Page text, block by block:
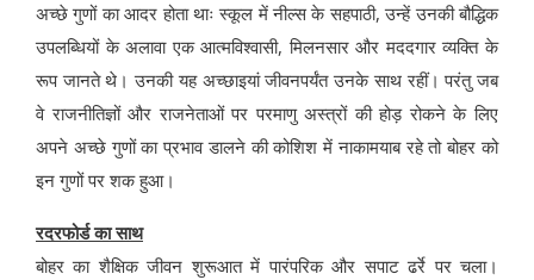
अच्छे गुणों का आदर होता थाः स्कूल में नील्स के सहपाठी, उन्हें उनकी बौद्धिक
उपलब्धियों के अलावा एक आत्मविश्वासी, मिलनसार और मददगार व्यक्ति के
रूप जानते थे ।उनकी यह अच्छाइयां जीवनपर्यंत उनके साथ रहीं। परंतु जब
वे राजनीतिज्ञों और राजनेताओं पर परमाणु अस्त्रों की होड़ रोकने के लिए
अपने अच्छे गुणों का प्रभाव डालने की कोशिश में नाकामयाब रहे तो बोहर को
इन गुणों पर शक हुआ।
रदरफोर्ड का साथ
बोहर का शैक्षिक जीवन शुरूआत में पारंपरिक और सपाट ढर्रे पर चला।